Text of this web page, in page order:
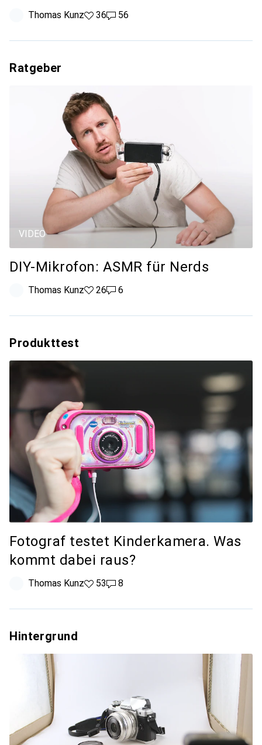
Thomas Kunz36 Likes
3656 Kommentare
56
Ratgeber
VIDEO
DIY-Mikrofon: ASMR für Nerds
Thomas Kunz26 Likes
266 Kommentare
6
Produkttest
Fotograf testet Kinderkamera. Was
kommt dabei raus?
Thomas Kunz53 Likes
538 Kommentare
8
Hintergrund